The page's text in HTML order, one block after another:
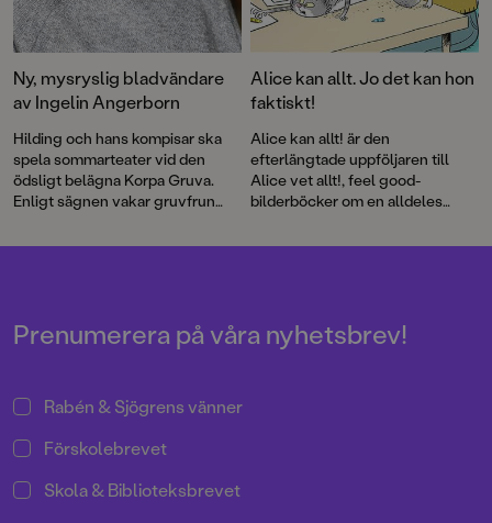
Ny, mysryslig bladvändare
av Ingelin Angerborn
Hilding och hans kompisar ska
spela sommarteater vid den
ödsligt belägna Korpa Gruva.
Enligt sägnen vakar gruvfrun
besökare för olyckor och ras.
Alice kan allt. Jo det kan hon
faktiskt!
Alice kan allt! är den
efterlängtade uppföljaren till
Alice vet allt!, feel good-
bilderböcker om en alldeles
härligt självförtroende.
Prenumerera på våra nyhetsbrev!
Rabén & Sjögrens vänner
Förskolebrevet
Skola & Biblioteksbrevet